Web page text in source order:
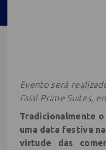
Evento será
Faial Prime Suites,
Tradicionalmente
uma data festiva
virtude das